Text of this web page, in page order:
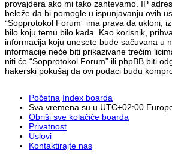
provajdera ako mi tako zahtevamo. IP
beleže da bi pomogle u ispunjavanju ovih
“Sopprotokol Forum” ima prava da ukloni,
bilo koju temu bilo kada. Kao korisnik,
informacija koju unesete bude sačuvana u
informacije neće biti prikazivane trećim
niti će “Sopprotokol Forum” ili phpBB biti
hakerski pokušaj da ovi podaci budu
Početna Index boarda
Sva vremena su u UTC+02:00
Obriši sve kolačiće boarda
Privatnost
Uslovi
Kontaktirajte nas